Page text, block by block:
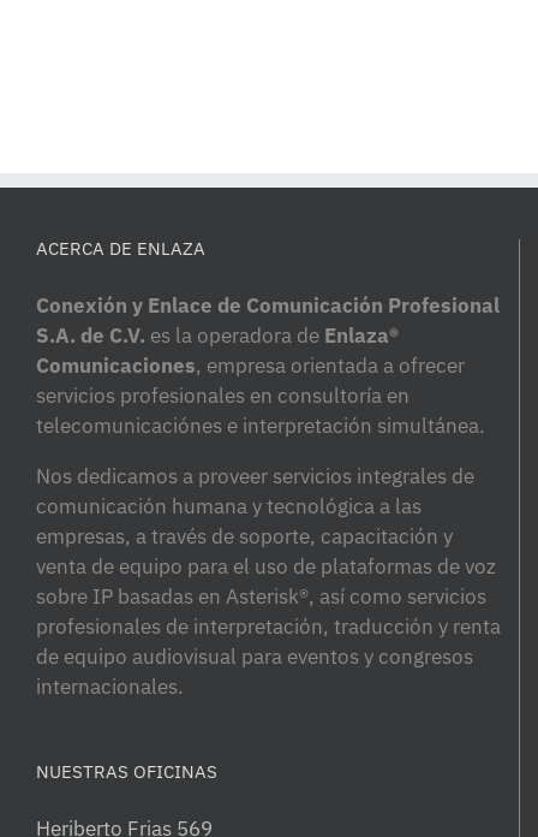
ACERCA DE ENLAZA
Conexión y Enlace de Comunicación Profesional
S.A. de C.V. es la operadora de Enlaza®
Comunicaciones, empresa orientada a ofrecer
servicios profesionales en consultoría en
telecomunicaciónes e interpretación simultánea.
Nos dedicamos a proveer servicios integrales de
comunicación humana y tecnológica a las
empresas, a través de soporte, capacitación y
venta de equipo para el uso de plataformas de voz
sobre IP basadas en Asterisk®, así como servicios
profesionales de interpretación, traducción y renta
de equipo audiovisual para eventos y congresos
internacionales.
NUESTRAS OFICINAS
Heriberto Frias 569